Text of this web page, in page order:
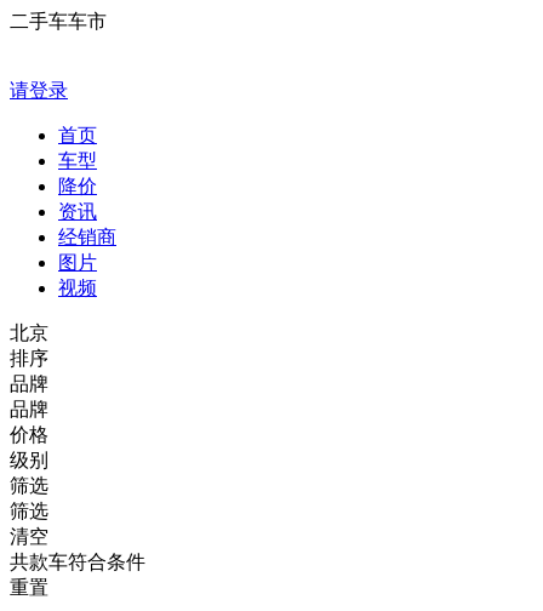
二手车车市
请登录
首页
车型
降价
资讯
经销商
图片
视频
北京
排序
品牌
品牌
价格
级别
筛选
筛选
清空
共款车符合条件
重置